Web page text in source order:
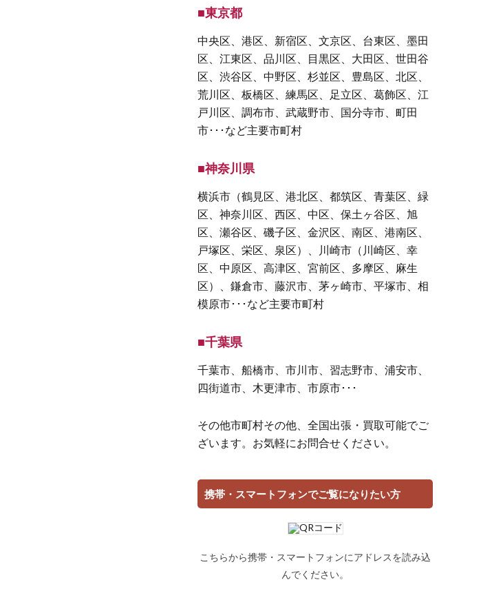
■東京都
中央区、港区、新宿区、文京区、台東区、墨田
区、江東区、品川区、目黒区、大田区、世田谷
区、渋谷区、中野区、杉並区、豊島区、北区、
荒川区、板橋区、練馬区、足立区、葛飾区、江
戸川区、調布市、武蔵野市、国分寺市、町田
市･･･など主要市町村
■神奈川県
横浜市（鶴見区、港北区、都筑区、青葉区、緑
区、神奈川区、西区、中区、保土ヶ谷区、旭
区、瀬谷区、磯子区、金沢区、南区、港南区、
戸塚区、栄区、泉区）、川崎市（川崎区、幸
区、中原区、高津区、宮前区、多摩区、麻生
区）、鎌倉市、藤沢市、茅ヶ崎市、平塚市、相
模原市･･･など主要市町村
■千葉県
千葉市、船橋市、市川市、習志野市、浦安市、
四街道市、木更津市、市原市･･･
その他市町村その他、全国出張・買取可能でご
ざいます。お気軽にお問合せください。
携帯・スマートフォンでご覧になりたい方
こちらから携帯・スマートフォンにアドレスを読み込
んでください。